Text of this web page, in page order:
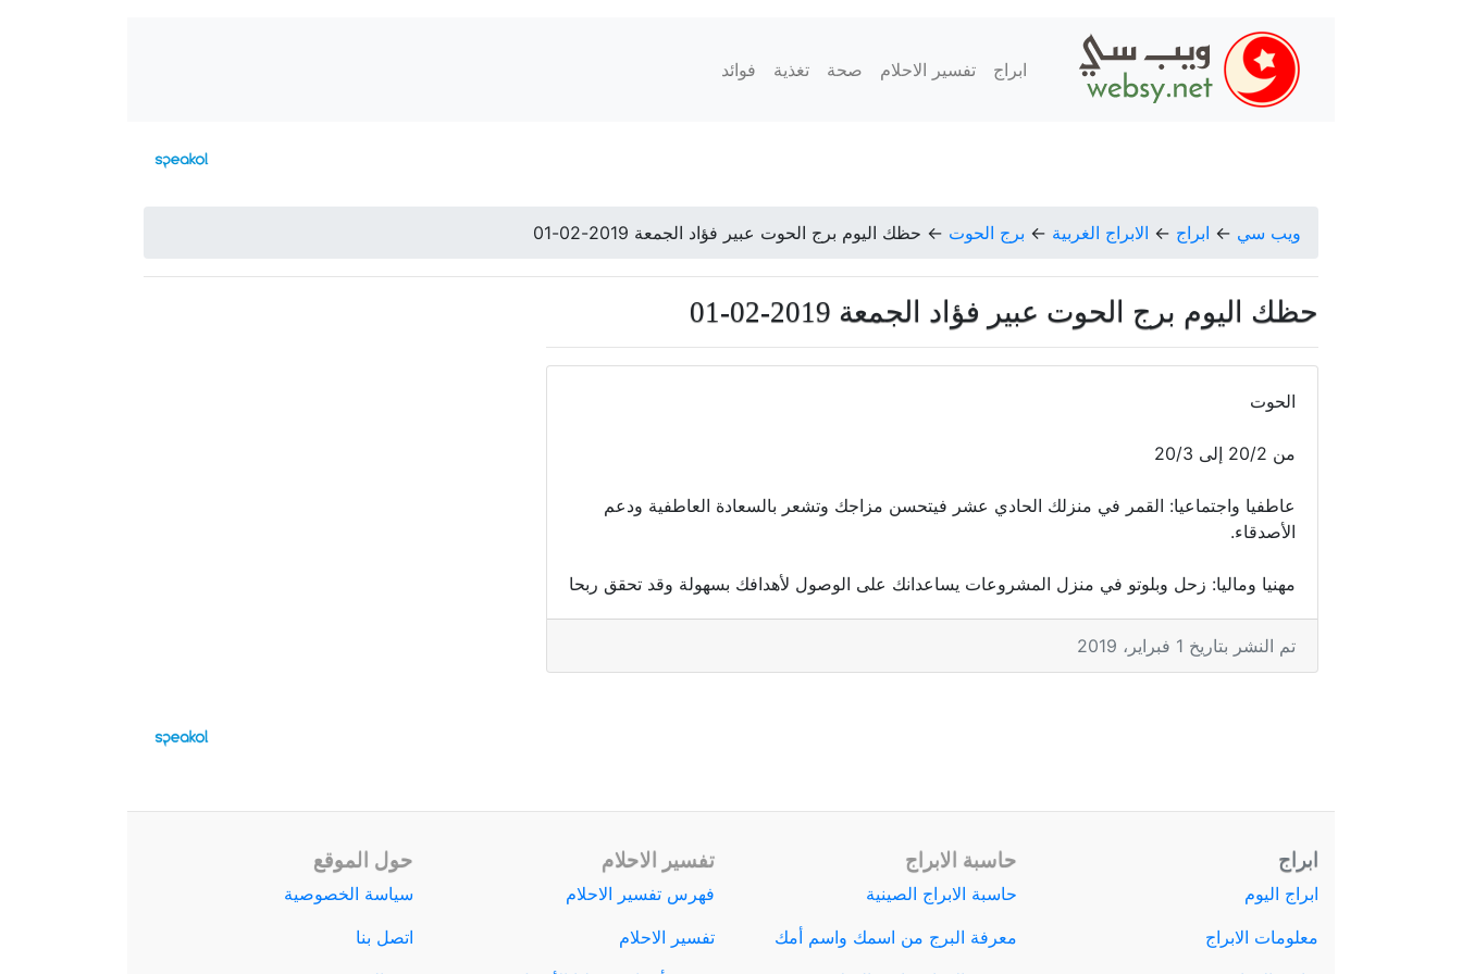
ابراج تفسير الاحلام صحة تغذية فوائد
ويب سي ← ابراج ← الابراج الغربية ← برج الحوت ← حظك اليوم برج الحوت عبير فؤاد الجمعة 2019-02-01
حظك اليوم برج الحوت عبير فؤاد الجمعة 2019-02-01
الحوت
من 20/2 إلى 20/3
عاطفيا واجتماعيا: القمر في منزلك الحادي عشر فيتحسن مزاجك وتشعر بالسعادة العاطفية ودعم
الأصدقاء.
مهنيا وماليا: زحل وبلوتو في منزل المشروعات يساعدانك على الوصول لأهدافك بسهولة وقد تحقق ربحا
تم النشر بتاريخ 1 فبراير، 2019
ابراج
ابراج اليوم
معلومات الابراج
حاسبة الابراج
حاسبة الابراج الصينية
معرفة البرج من اسمك واسم أمك
تفسير الاحلام
فهرس تفسير الاحلام
تفسير الاحلام
حول الموقع
سياسة الخصوصية
اتصل بنا